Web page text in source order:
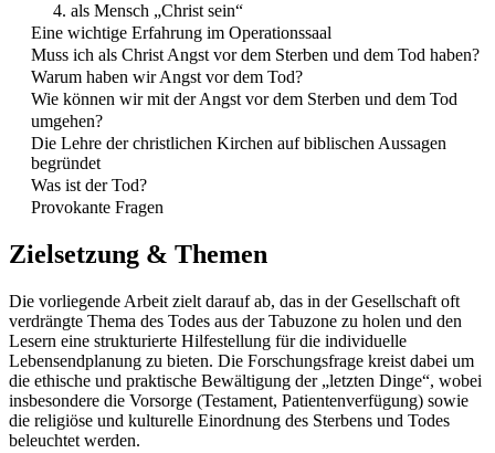
4. als Mensch „Christ sein“
Eine wichtige Erfahrung im Operationssaal
Muss ich als Christ Angst vor dem Sterben und dem Tod haben?
Warum haben wir Angst vor dem Tod?
Wie können wir mit der Angst vor dem Sterben und dem Tod
umgehen?
Die Lehre der christlichen Kirchen auf biblischen Aussagen
begründet
Was ist der Tod?
Provokante Fragen
Zielsetzung & Themen
Die vorliegende Arbeit zielt darauf ab, das in der Gesellschaft oft
verdrängte Thema des Todes aus der Tabuzone zu holen und den
Lesern eine strukturierte Hilfestellung für die individuelle
Lebensendplanung zu bieten. Die Forschungsfrage kreist dabei um
die ethische und praktische Bewältigung der „letzten Dinge“, wobei
insbesondere die Vorsorge (Testament, Patientenverfügung) sowie
die religiöse und kulturelle Einordnung des Sterbens und Todes
beleuchtet werden.